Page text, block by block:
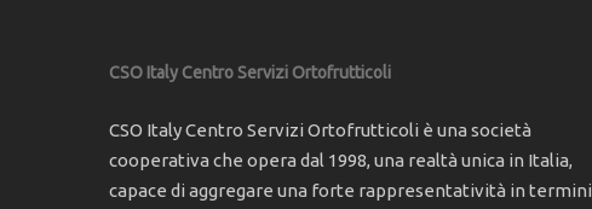
CSO Italy Centro Servizi Ortofrutticoli
CSO Italy Centro Servizi Ortofrutticoli è una società
cooperativa che opera dal 1998, una realtà unica in Italia,
capace di aggregare una forte rappresentatività in termini